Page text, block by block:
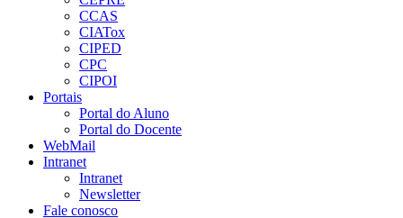
CCAS
CIATox
CIPED
CPC
CIPOI
Portais
Portal do Aluno
Portal do Docente
WebMail
Intranet
Intranet
Newsletter
Fale conosco